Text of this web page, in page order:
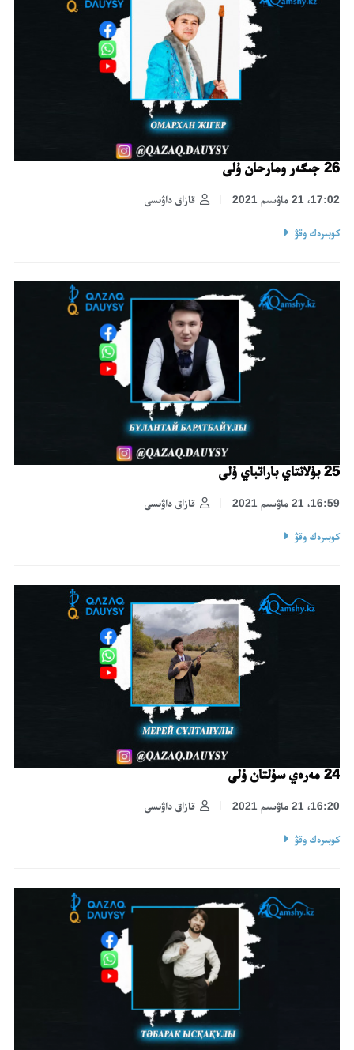
26 جىگەر ومارحان ۇلى
قازاق داۋىسى 17:02، 21 ماۋسىم 2021
كوبىرەك وقۋ
25 بۇلانتاي باراتباي ۇلى
قازاق داۋىسى 16:59، 21 ماۋسىم 2021
كوبىرەك وقۋ
24 مەرەي سۇلتان ۇلى
قازاق داۋىسى 16:20، 21 ماۋسىم 2021
كوبىرەك وقۋ